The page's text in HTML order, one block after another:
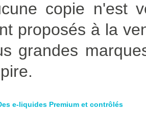
copie n'est
proposés à la
grandes
e-liquides Premium et contrôlés